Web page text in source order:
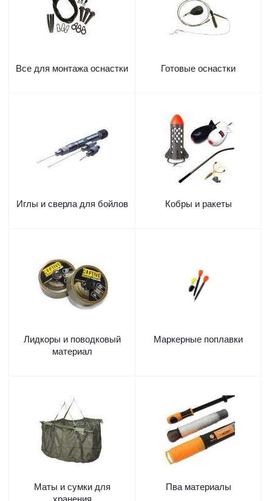
Все для монтажа оснастки Готовые оснастки
Иглы и сверла для бойлов Кобры и ракеты
Лидкоры и поводковый
материал
Маркерные поплавки
Маты и сумки для
хранения
Пва материалы